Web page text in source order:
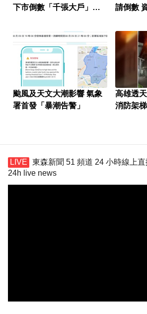
下市倒數「千張大戶」還
請倒數
颱風及天文大潮影響 氣象
署首發「暴潮告警」
高雄透
消防架
東森新聞 51 頻道 24 小時線上
24h live news